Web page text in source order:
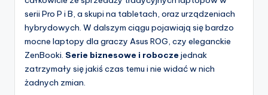
serii Pro P i B, a skupi na tabletach, oraz urządzeniach
hybrydowych. W dalszym ciągu pojawiają się bardzo
mocne laptopy dla graczy Asus ROG, czy eleganckie
ZenBooki. Serie biznesowe i robocze jednak
zatrzymały się jakiś czas temu i nie widać w nich
żadnych zmian.